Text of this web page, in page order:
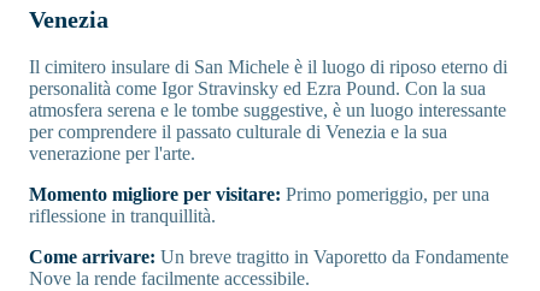
Venezia
Il cimitero insulare di San Michele è il luogo di riposo eterno di
personalità come Igor Stravinsky ed Ezra Pound. Con la sua
atmosfera serena e le tombe suggestive, è un luogo interessante
per comprendere il passato culturale di Venezia e la sua
venerazione per l'arte.
Momento migliore per visitare: Primo pomeriggio, per una
riflessione in tranquillità.
Come arrivare: Un breve tragitto in Vaporetto da Fondamente
Nove la rende facilmente accessibile.